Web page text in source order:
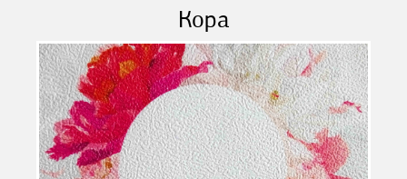
Кора